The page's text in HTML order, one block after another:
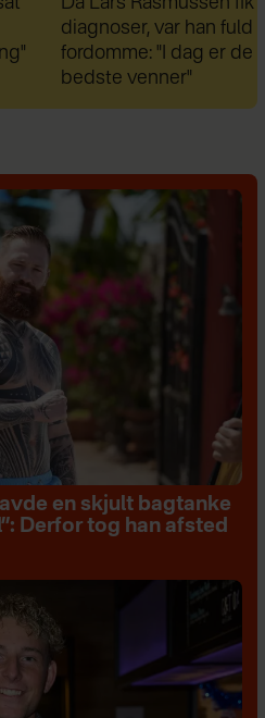
blevet
en skjult bagtanke
Derfor tog han afsted